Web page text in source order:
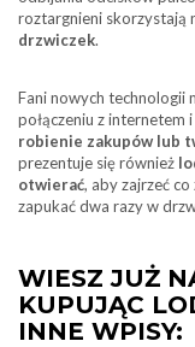
roztargnieni skorzystają
drzwiczek.
Fani nowych technologii
połączeniu z
robienie zakupów lub
prezentuje się również
otwierać, aby zajrzeć
zapukać dwa razy w
WIESZ JUŻ
KUPUJĄC
INNE WPISY: